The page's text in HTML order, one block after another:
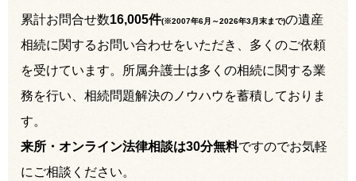
累計お問合せ数16,005件(※2007年6月～2026年3月末まで)の遺産
相続に関するお問い合わせをいただき、多くのご依頼
を受けています。所属弁護士は多くの相続に関する業
務を行い、相続問題解決のノウハウを蓄積しておりま
す。
来所・オンライン法律相談は30分無料ですのでお気軽
にご相談ください。